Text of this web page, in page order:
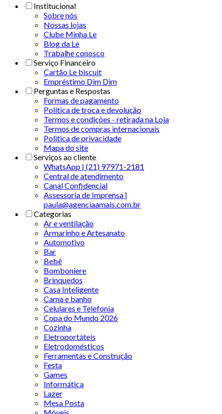
Institucional
Sobre nós
Nossas lojas
Clube Minha Le
Blog da Le
Trabalhe conosco
Serviço Financeiro
Cartão Le biscuit
Empréstimo Dim Dim
Perguntas e Respostas
Formas de pagamento
Política de troca e devolução
Termos e condições - retirada na Loja
Termos de compras internacionais
Politica de privacidade
Mapa do site
Serviços ao cliente
WhatsApp | (21) 97971-2181
Central de atendimento
Canal Confidencial
Assessoria de Imprensa |
paula@agenciaamais.com.br
Categorias
Ar e ventilação
Armarinho e Artesanato
Automotivo
Bar
Bebê
Bomboniere
Brinquedos
Casa Inteligente
Cama e banho
Celulares e Telefonia
Copa do Mundo 2026
Cozinha
Eletroportáteis
Eletrodomésticos
Ferramentas e Construção
Festa
Games
Informática
Lazer
Mesa Posta